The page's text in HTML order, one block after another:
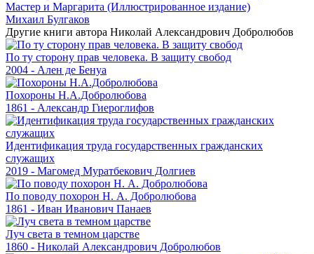
Мастер и Маргарита (Иллюстрированное издание)
Михаил Булгаков
Другие книги автора Николай Александрович Добролюбов
По ту сторону прав человека. В защиту свобод
2004 - Ален де Бенуа
Похороны Н.А.Добролюбова
1861 - Александр Гиероглифов
Идентификация труда государственных гражданских
служащих
2019 - Магомед Муратбекович Долгиев
По поводу похорон Н. А. Добролюбова
1861 - Иван Иванович Панаев
Луч света в темном царстве
1860 - Николай Александрович Добролюбов